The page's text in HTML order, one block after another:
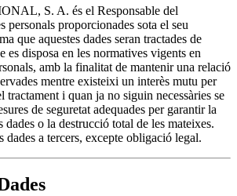
S. A. és el Responsable del
personals proporcionades sota el seu
que aquestes dades seran tractades de
es disposa en les normatives vigents en
amb la finalitat de mantenir una relació
mentre existeixi un interès mutu per
i quan ja no siguin necessàries se
de seguretat adequades per garantir la
dades o la destrucció total de les mateixes.
dades a tercers, excepte obligació legal.